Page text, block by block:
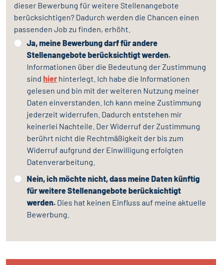
dieser Bewerbung für weitere Stellenangebote
berücksichtigen? Dadurch werden die Chancen einen
passenden Job zu finden, erhöht.
Ja, meine Bewerbung darf für andere
Stellenangebote berücksichtigt werden.
Informationen über die Bedeutung der Zustimmung
sindhier hinterlegt. Ich habe die Informationen
gelesen und bin mit der weiteren Nutzung meiner
Daten einverstanden. Ich kann meine Zustimmung
jederzeit widerrufen. Dadurch entstehen mir
keinerlei Nachteile. Der Widerruf der Zustimmung
berührt nicht die Rechtmäßigkeit der bis zum
Widerruf aufgrund der Einwilligung erfolgten
Datenverarbeitung.
Nein, ich möchte nicht, dass meine Daten künftig
für weitere Stellenangebote berücksichtigt
werden. Dies hat keinen Einfluss auf meine aktuelle
Bewerbung.